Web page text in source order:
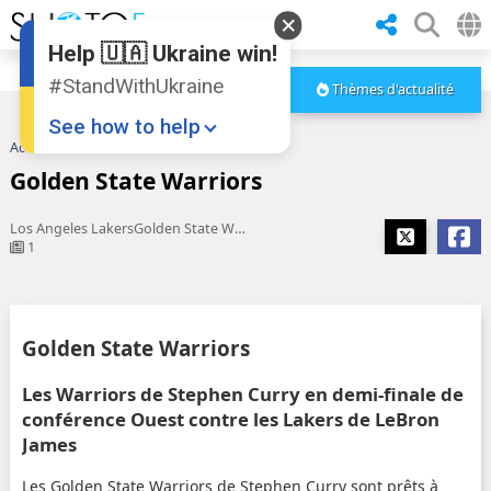
Thèmes d'actualité
Accueil
Golden State Warriors
Los Angeles LakersGolden State Warriors : le roi LeBron James ...
1
Golden State Warriors
Les Warriors de Stephen Curry en demi-finale de
conférence Ouest contre les Lakers de LeBron
James
Les Golden State Warriors de Stephen Curry sont prêts à
Help 🇺🇦 Ukraine win!
#StandWithUkraine
See how to help
Share this widget
📌